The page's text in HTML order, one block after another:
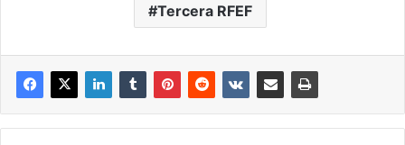
Tercera RFEF